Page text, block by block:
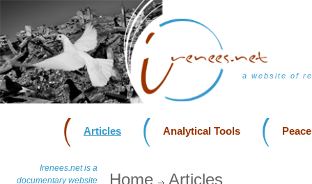
a website of
Articles Analytical Tools
Irenees.net is a
documentary website
Home Articles